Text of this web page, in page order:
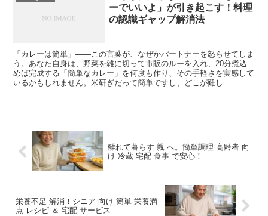
ーでいいよ」が引き起こす！料理
の認識ギャップ解消法
「カレーは簡単」——この言葉が、なぜかパートナーを怒らせてしま
う。あなた自身は、野菜を雑に切って市販のルーを入れ、20分煮込
めば完成する「簡単なカレー」を何度も作り、その手軽さを実感して
いるかもしれません。米研ぎだって簡単ですし、どこが難し...
離れて暮らす 親 へ。簡単調理 高齢者 向
け 冷蔵 宅配 食事 で安心！
栄養不足 解消！シニア 向け 簡単 栄養満
点 レシピ ＆ 宅配 サービス